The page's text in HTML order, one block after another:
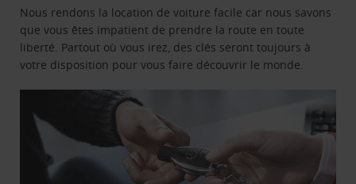
Nous rendons la location de voiture facile car nous savons
que vous êtes impatient de prendre la route en toute
liberté. Partout où vous irez, des clés seront toujours à
votre disposition pour vous faire découvrir le monde.